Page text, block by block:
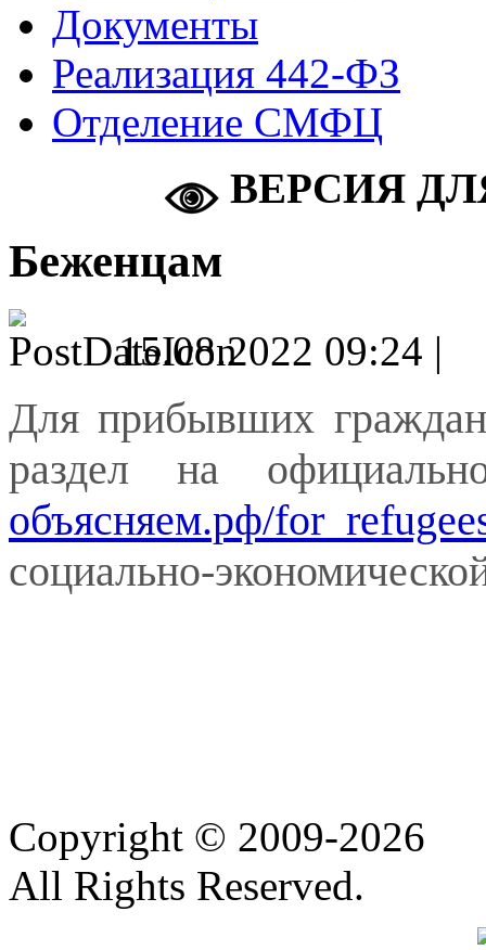
Документы
Реализация 442-ФЗ
Отделение СМФЦ
ВЕРСИЯ
Беженцам
15.08.2022 09:24 |
Для прибывших
раздел на
объясняем.рф/
социально-
Copyright © 2009-2026
All Rights Reserved.